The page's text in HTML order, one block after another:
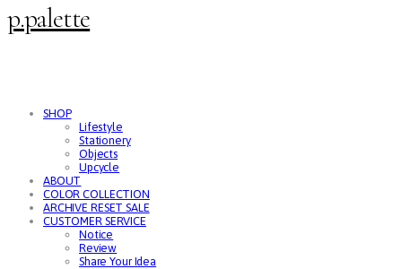
p.palette
SHOP
Lifestyle
Stationery
Objects
Upcycle
ABOUT
COLOR COLLECTION
ARCHIVE RESET SALE
CUSTOMER SERVICE
Notice
Review
Share Your Idea